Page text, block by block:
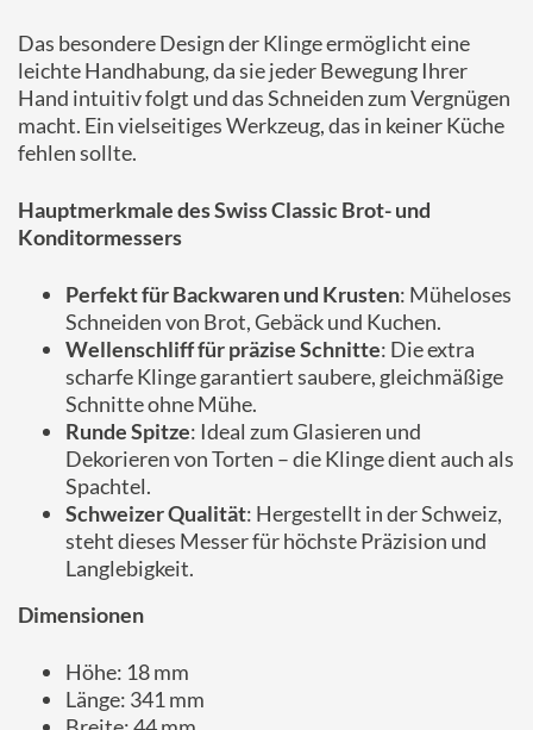
Das besondere Design der Klinge ermöglicht eine
leichte Handhabung, da sie jeder Bewegung Ihrer
Hand intuitiv folgt und das Schneiden zum Vergnügen
macht. Ein vielseitiges Werkzeug, das in keiner Küche
fehlen sollte.
Hauptmerkmale des Swiss Classic Brot- und
Konditormessers
Perfekt für Backwaren und Krusten: Müheloses
Schneiden von Brot, Gebäck und Kuchen.
Wellenschliff für präzise Schnitte: Die extra
scharfe Klinge garantiert saubere, gleichmäßige
Schnitte ohne Mühe.
Runde Spitze: Ideal zum Glasieren und
Dekorieren von Torten – die Klinge dient auch als
Spachtel.
Schweizer Qualität: Hergestellt in der Schweiz,
steht dieses Messer für höchste Präzision und
Langlebigkeit.
Dimensionen
Höhe: 18 mm
Länge: 341 mm